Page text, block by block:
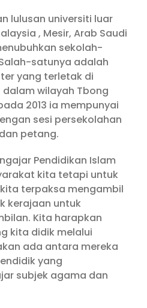
lulusan universiti luar
, Mesir, Arab Saudi
sekolah-
satunya adalah
yang terletak di
wilayah Tbong
2013 ia mempunyai
sesi persekolahan
petang.
Pendidikan Islam
kita tetapi untuk
terpaksa mengambil
kerajaan untuk
Kita harapkan
kita didik melalui
ada antara mereka
yang
subjek agama dan